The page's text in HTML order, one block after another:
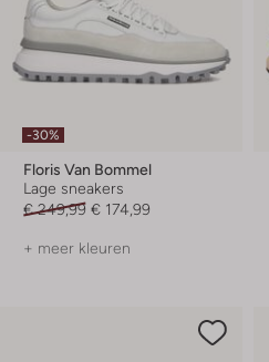
-30%
Floris Van Bommel
Lage sneakers
€ 249,99 € 174,99
+ meer kleuren